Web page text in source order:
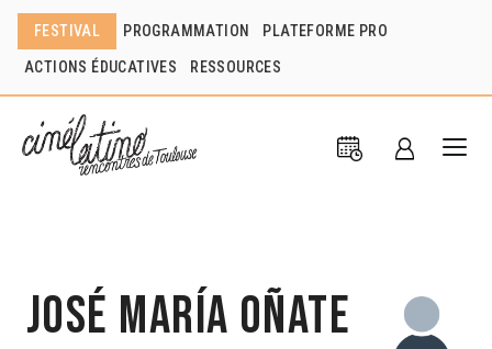
FESTIVAL PROGRAMMATION PLATEFORME PRO
ACTIONS ÉDUCATIVES RESSOURCES
José María Oñate